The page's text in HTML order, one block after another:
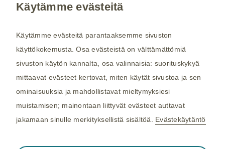
ammattilaiselta. Rokotussuositukset perustuvat
THL:nsuosituksiin. Maakohtaiset
rokotussuositukset perustuvatMatkailijan
terveysoppaaseen, jota toimittaa Kustannus Oy
Duodecim (aiemmin THL). Tarkistamme
maakohtaiset rokotesuositukset kahdesti
vuodessa.
Käytämme evästeitä
Käytämme evästeitä parantaaksemme sivuston
käyttökokemusta. Osa evästeistä on välttämättömiä
sivuston käytön kannalta, osa valinnaisia: suorituskykyä
mittaavat evästeet kertovat, miten käytät sivustoa ja sen
ominaisuuksia ja mahdollistavat mieltymyksiesi
muistamisen; mainontaan liittyvät evästeet auttavat
jakamaan sinulle merkityksellistä sisältöä. Evästekäytäntö